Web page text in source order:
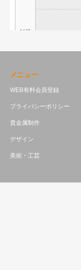
メニュー
WEB有料会員登録
プライバシーポリシー
貴金属制作
デザイン
美術・工芸